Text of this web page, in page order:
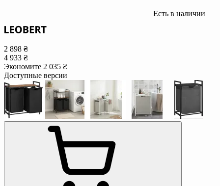
Есть в наличии
2 898 ₴
4 933 ₴
Экономите 2 035 ₴
Доступные версии